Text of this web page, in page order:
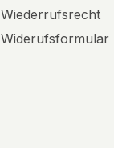
Wiederrufsrecht
Widerufsformular